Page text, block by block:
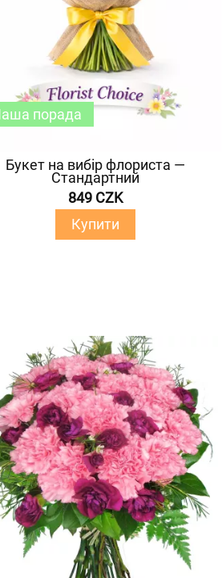
Букет на вибір флориста —
Стандартний
849 CZK
Купити
порада